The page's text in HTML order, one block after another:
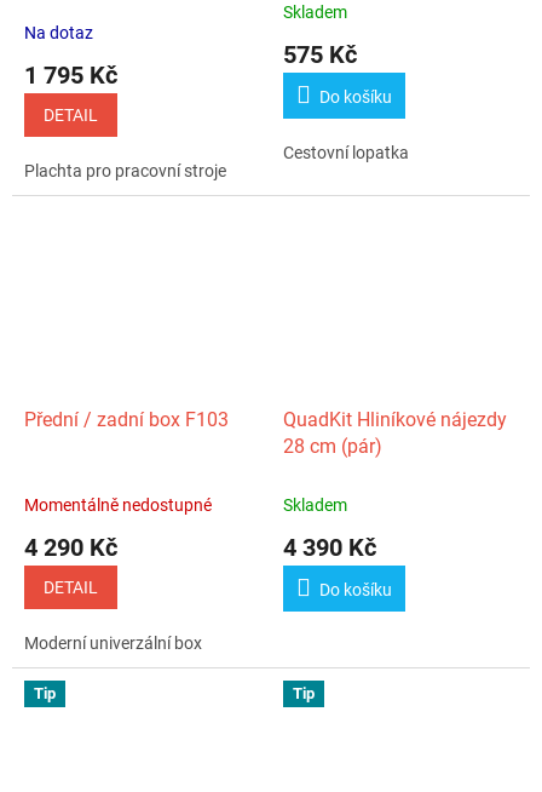
Na dotaz
1 795 Kč
DETAIL
Plachta pro pracovní stroje
Průměrné
produktu
5,0
5
Skladem
575 Kč
Do košíku
Cestovní lopatka
Přední / zadní box F103
Momentálně nedostupné
4 290 Kč
DETAIL
Moderní univerzální box
QuadKit Hliníkové nájezdy
28 cm (pár)
Skladem
4 390 Kč
Do košíku
Tip Tip